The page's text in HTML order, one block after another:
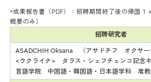
*成果報告書（PDF）：招聘期間終了後の帰国１
概要のみ）
招聘研究者
ASADCHIH Oksana （アサドチフ オクサー
<ウクライナ> タラス・シェフチェンコ記念
言語学院 中国語・韓国語・日本語学科 准教